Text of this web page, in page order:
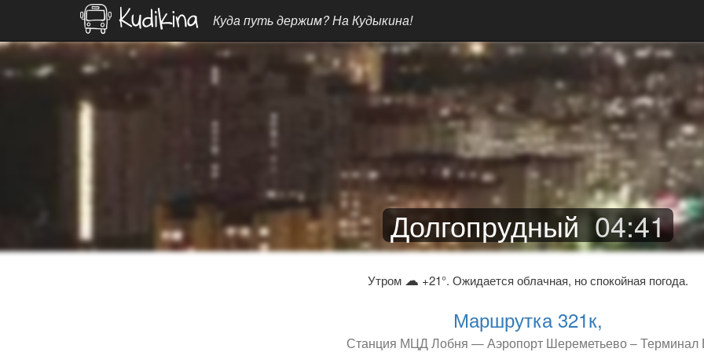
Куда путь держим? На Кудыкина!
Долгопрудный 04:41
Утром ☁ +21°. Ожидается облачная, но спокойная погода.
Маршрутка 321к,
Станция МЦД Лобня — Аэропорт Шереметьево – Терминал